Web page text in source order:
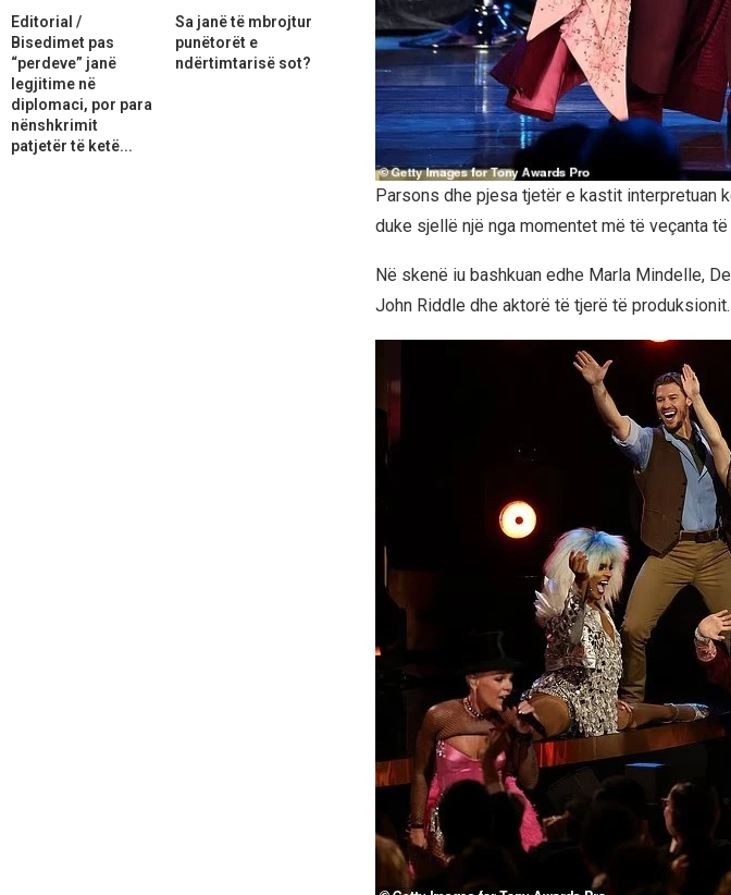
Parsons dhe pjesa tjetër e kastit interpretuan
duke sjellë një nga momentet më të veçanta
Në skenë iu bashkuan edhe Marla Mindelle,
John Riddle dhe aktorë të tjerë të produksionit.
Editorial /
Bisedimet pas
“perdeve” janë
legjitime në
diplomaci, por para
nënshkrimit
patjetër të ketë...
Sa janë të mbrojtur
punëtorët e
ndërtimtarisë sot?